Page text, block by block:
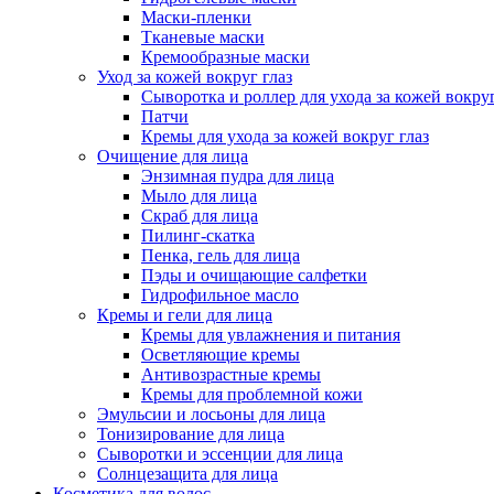
Маски-пленки
Тканевые маски
Кремообразные маски
Уход за кожей вокруг глаз
Сыворотка и роллер для ухода за кожей
Патчи
Кремы для ухода за кожей вокруг глаз
Очищение для лица
Энзимная пудра для лица
Мыло для лица
Скраб для лица
Пилинг-скатка
Пенка, гель для лица
Пэды и очищающие салфетки
Гидрофильное масло
Кремы и гели для лица
Кремы для увлажнения и питания
Осветляющие кремы
Антивозрастные кремы
Кремы для проблемной кожи
Эмульсии и лосьоны для лица
Тонизирование для лица
Сыворотки и эссенции для лица
Солнцезащита для лица